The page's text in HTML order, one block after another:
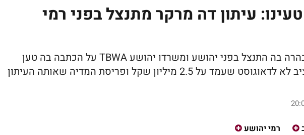
עיתון דה מרקר מתנצל בפני רמי
העיתון פרסם כתבת הבהרה בה התנצל בפני יהושע ומשרדו יהושע TBWA על הכתבה בה טען
לחוסר התאמה בין תקציב לא לדאוגוסט שעמד על 2.5 מיליון שקל ופריסת המדיה שאותה העיתון
רמי יהושע